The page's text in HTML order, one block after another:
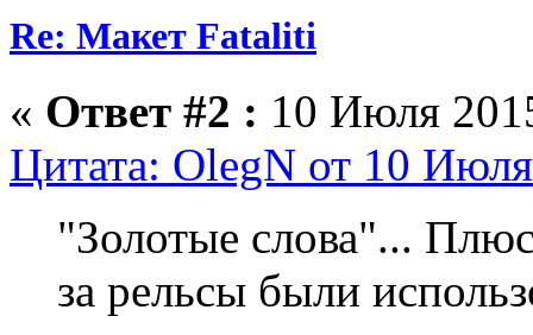
Re: Макет Fataliti
« Ответ #2 : 10 Июля
Цитата: OlegN от 10
"Золотые слова"...
за рельсы были